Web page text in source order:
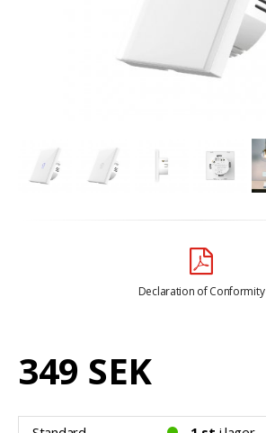
Declaration of Conformity
349 SEK